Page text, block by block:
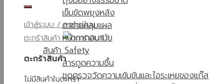
เข้าสู่ระบบ / ลงทะเบียน
ตะกร้าสินค้า
ตะกร้าสินค้า
ไม่มีสินค้าในตะกร้า
เข็มขัดพยุงหลัง
ตาข่ายคลุมแผล
หน้ากากอนามัย
สินค้า Safety
สารดูดความชื้น
ชุดตรวจวัดความเข้มข้นและไอระเหยของแก๊ส